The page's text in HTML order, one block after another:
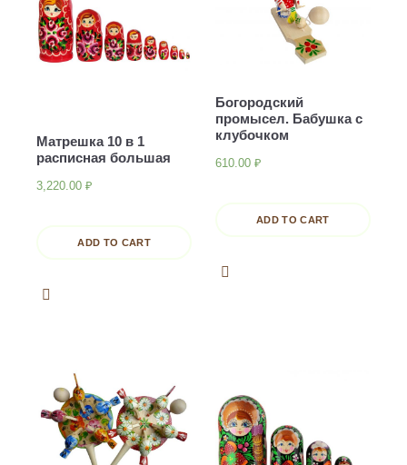
Матрешка 10 в 1
расписная большая
3,220.00 ₽
ADD TO CART
Богородский
промысел. Бабушка с
клубочком
610.00 ₽
ADD TO CART